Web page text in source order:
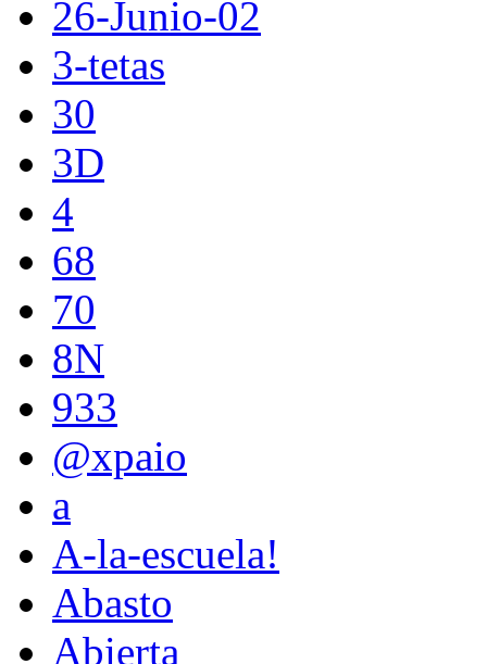
26-Junio-02
3-tetas
30
3D
4
68
70
8N
933
@xpaio
a
A-la-escuela!
Abasto
Abierta